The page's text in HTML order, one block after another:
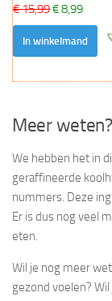
€ 15,99€ 8,99
In winkelmand
Meer weten?
We hebben het in
geraffineerde
nummers. Deze
Er is dus nog veel
eten.
Wil je nog meer
gezond voelen?